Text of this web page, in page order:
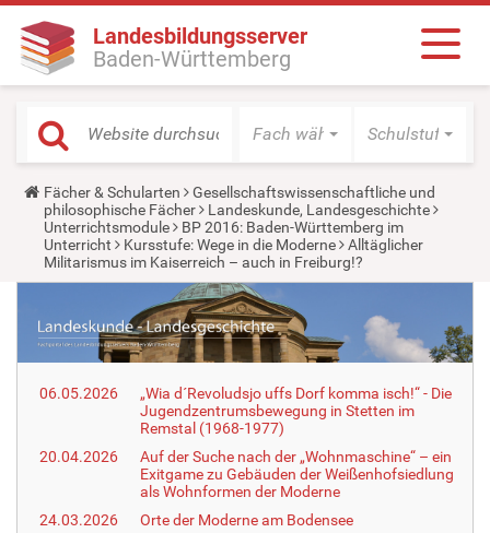
Landesbildungsserver
Baden-Württemberg
Fach wählen Schulstufe
Y
o
u
a
r
e
r
e
:
Fächer & Schularten
Gesellschaftswissenschaftliche und
philosophische Fächer
Landeskunde, Landesgeschichte
Unterrichtsmodule
BP 2016: Baden-Württemberg im
Unterricht
Kursstufe: Wege in die Moderne
Alltäglicher
Militarismus im Kaiserreich – auch in Freiburg!?
06.05.2026
„Wia d´Revoludsjo uffs Dorf komma isch!“ - Die
Jugendzentrumsbewegung in Stetten im
Remstal (1968-1977)
20.04.2026
Auf der Suche nach der „Wohnmaschine“ – ein
Exitgame zu Gebäuden der Weißenhofsiedlung
als Wohnformen der Moderne
24.03.2026
Orte der Moderne am Bodensee